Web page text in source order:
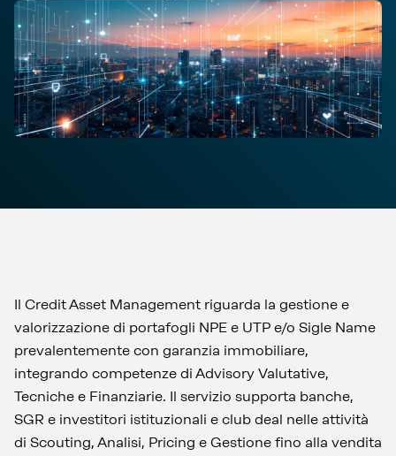
Il Credit Asset Management riguarda la gestione e
valorizzazione di portafogli NPE e UTP e/o Sigle Name
prevalentemente con garanzia immobiliare,
integrando competenze di Advisory Valutative,
Tecniche e Finanziarie. Il servizio supporta banche,
SGR e investitori istituzionali e club deal nelle attività
di Scouting, Analisi, Pricing e Gestione fino alla vendita